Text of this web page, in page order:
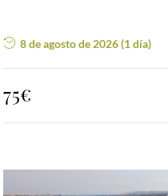
8 de agosto de 2026 (1 día)
75€